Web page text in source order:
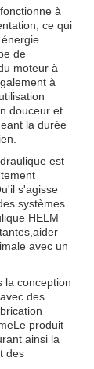
à
ce qui
de
moteur à
à
douceur et
la durée
est
s'agisse
systèmes
HELM
avec un
la conception
des
produit
ainsi la
des